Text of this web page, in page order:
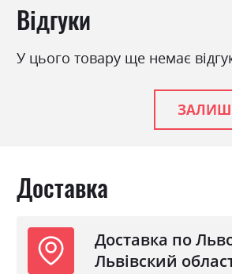
Відгуки
У цього товару ще немає
Доставка
Доставка по
Львівский